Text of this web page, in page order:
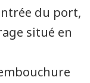
du port,
situé en